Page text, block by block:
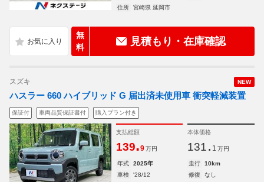
住所
宮崎県 延岡市
無
料
見積もり・在庫確認
NEW
スズキ
ハスラー 660 ハイブリッド G 届出済未使用車 衝突軽減装置
保証付 車両品質保証書付 購入プラン付き
支払総額
139.9 万円
本体価格
131. 1 万円
年式 2025年 走行
10km
車検
'28/12 修復
なし